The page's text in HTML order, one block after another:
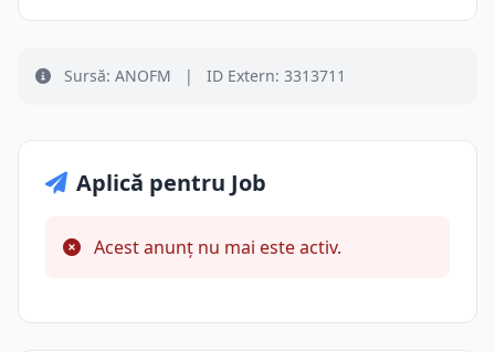
Sursă: ANOFM | ID Extern: 3313711
Aplică pentru Job
Acest anunț nu mai este activ.